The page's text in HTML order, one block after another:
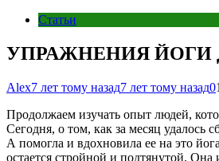
Статьи
УПРАЖНЕНИЯ ЙОГИ
Alex7 лет тому назад7 лет тому назад0
Продолжаем изучать опыт людей,
Сегодня, о том, как за месяц удалось
А помогла и вдохновила ее на это
остается стройной и подтянутой. Она